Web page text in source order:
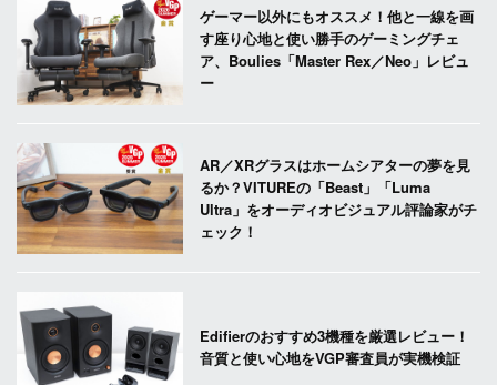
ゲーマー以外にもオススメ！他と一線を画
す座り心地と使い勝手のゲーミングチェ
ア、Boulies「Master Rex／Neo」レビュ
ー
AR／XRグラスはホームシアターの夢を見
るか？VITUREの「Beast」「Luma
Ultra」をオーディオビジュアル評論家がチ
ェック！
Edifierのおすすめ3機種を厳選レビュー！
音質と使い心地をVGP審査員が実機検証